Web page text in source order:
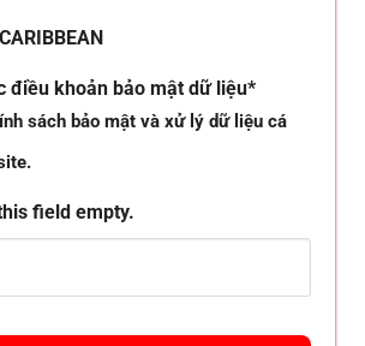
điều khoản bảo mật dữ liệu*
sách bảo mật và xử lý dữ liệu cá
field empty.